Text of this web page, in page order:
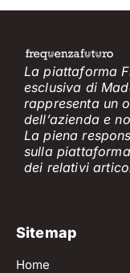
La piattaforma
esclusiva di
rappresenta un
dell’azienda e
La piena
sulla
dei relativi
Sitemap
Home